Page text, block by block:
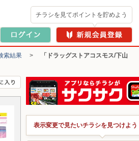
チラシを見てポイントを貯めよう
索結果 >
「ドラッグストアコスモス/下山
表示変更で見たいチラシを見つけよう